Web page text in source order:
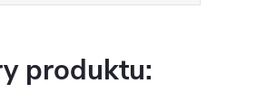
produktu: